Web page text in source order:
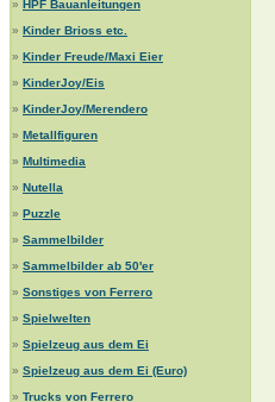
» HPF Bauanleitungen
» Kinder Brioss etc.
» Kinder Freude/Maxi Eier
» KinderJoy/Eis
» KinderJoy/Merendero
» Metallfiguren
» Multimedia
» Nutella
» Puzzle
» Sammelbilder
» Sammelbilder ab 50'er
» Sonstiges von Ferrero
» Spielwelten
» Spielzeug aus dem Ei
» Spielzeug aus dem Ei (Euro)
» Trucks von Ferrero